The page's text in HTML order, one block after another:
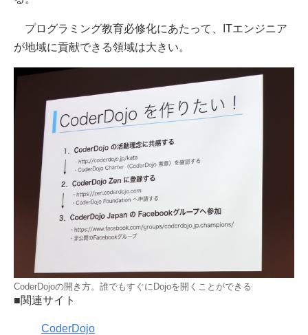
プログラミング教育必修化にあたって、ITエンジニア
が地域に貢献できる領域は大きい。
CoderDojoの開き方。誰でもすぐにDojoを開くことができる
■関連サイト
CoderDojo